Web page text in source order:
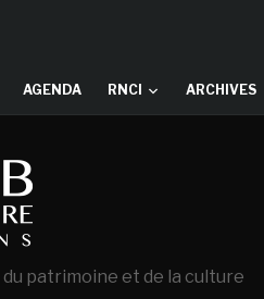
AGENDA RNCI ARCHIVES
patrimoine et de la culture